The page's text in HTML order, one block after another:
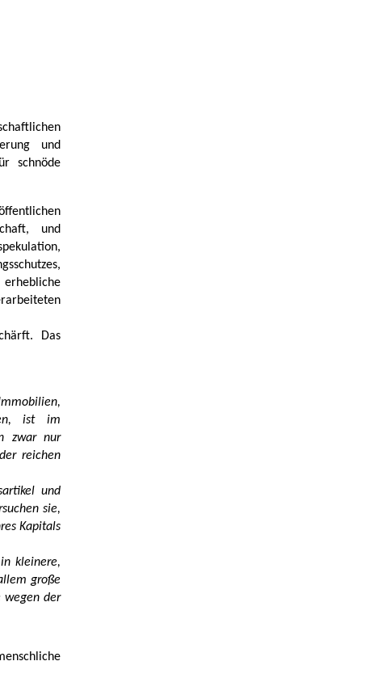
und
schnöde
und
Das
ist im
zwar nur
reichen
und
sie,
Kapitals
kleinere,
große
wegen der